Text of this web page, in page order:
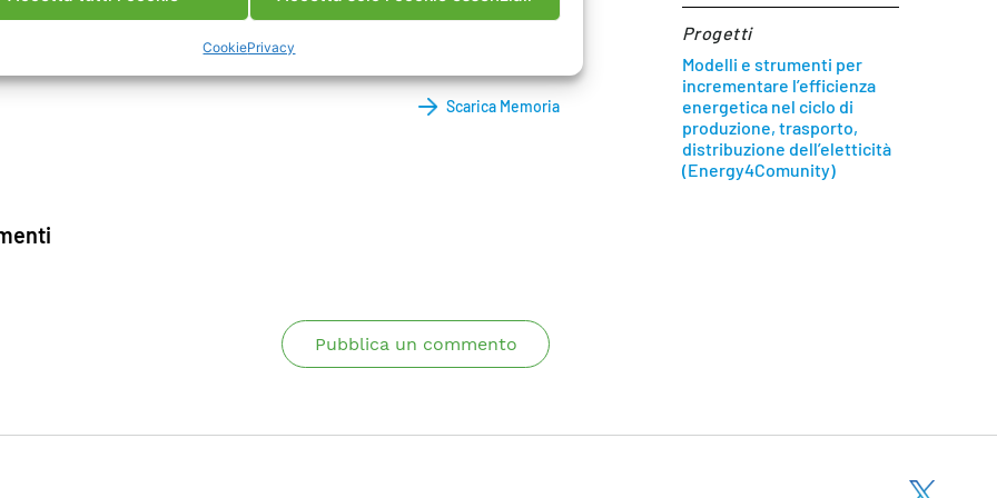
CookiePrivacy
al raggiungimento del 63% dell’obiettivo 2030
di fonti di energia rinnovabile.
Scarica Memoria
Progetti
Modelli e strumenti per
incrementare l’efficienza
energetica nel ciclo di
produzione, trasporto,
distribuzione dell’eletticità
(Energy4Comunity)
Pubblica un commento